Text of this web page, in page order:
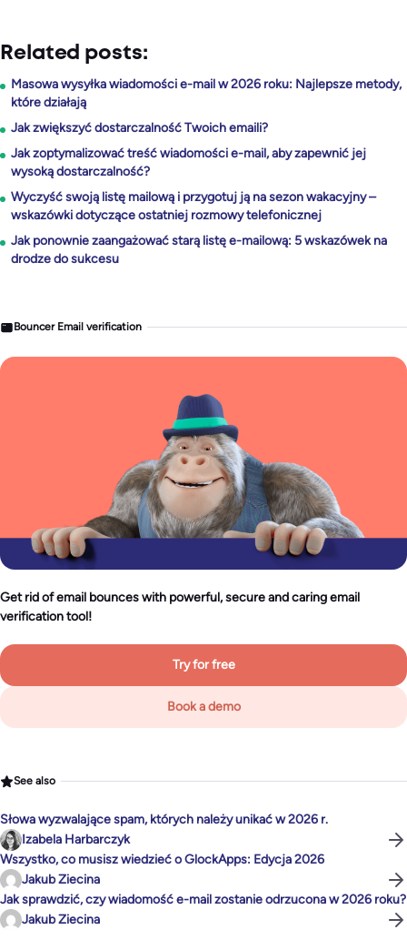
Related posts:
Masowa wysyłka wiadomości e-mail w 2026 roku: Najlepsze metody,
które działają
Jak zwiększyć dostarczalność Twoich emaili?
Jak zoptymalizować treść wiadomości e-mail, aby zapewnić jej
wysoką dostarczalność?
Wyczyść swoją listę mailową i przygotuj ją na sezon wakacyjny –
wskazówki dotyczące ostatniej rozmowy telefonicznej
Jak ponownie zaangażować starą listę e-mailową: 5 wskazówek na
drodze do sukcesu
Bouncer Email verification
Get rid of email bounces with powerful, secure and caring email
verification tool!
Try for free
Book a demo
See also
Słowa wyzwalające spam, których należy unikać w 2026 r.
Izabela Harbarczyk
Wszystko, co musisz wiedzieć o GlockApps: Edycja 2026
Jakub Ziecina
Jak sprawdzić, czy wiadomość e-mail zostanie odrzucona w 2026 roku?
Jakub Ziecina